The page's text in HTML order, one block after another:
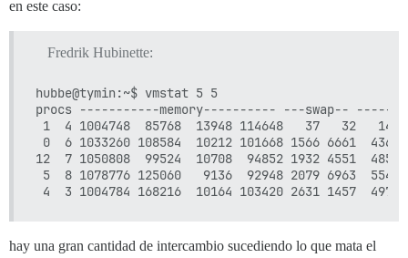
en este caso:
Fredrik Hubinette:
hubbe@tymin:~$ vmstat 5 5
procs -----------memory---------- ---swap--
1  4 1004748  85768  13948 114648   37   32
0  6 1033260 108584  10212 101668 1566 6661
12  7 1050808  99524  10708  94852 1932 4551
5  8 1078776 125060   9136  92948 2079 6963
hay una gran cantidad de intercambio sucediendo lo que mata el